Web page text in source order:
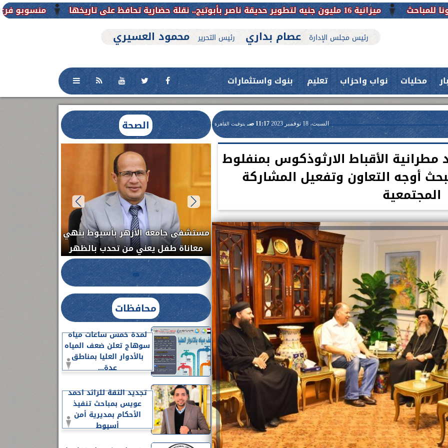
منسوبو فرع جامعة الأزهر للوجه القبلي
رئيس مجلس الإدارة عصام بداري رئيس التحرير محمود العسيري
محليات نواب واحزاب تعليم بنوك واستثمارات
السبت، 18 نوفمبر 2023 11:17 صـ بتوقيت القاهرة
الأقباط الارثوذكوس بمنفلوط
أوجه التعاون وتفعيل المشاركة
المجتمعية
الصحة
العلاج الحر بمنفلوط بالتعاون مع هيئة
الدواء المصرية يشن حملة رقابية مكبرة
لضبط المنشآت الطبية المخالفة.....
فريق طبي بقسم الأنف والأذن
والحنجرة ينجح في استئصال ورم خبيث
من...
اعلن الدكتور طارق على ، القائم بأعمال
رئيس جامعة بني سويف نجاحاً طبياً
جديد بمستشفيات الجامعة...
محافظات
لمدة خمس ساعات مياه
سوهاج تعلن ضعف المياه
بالأدوار العليا بمناطق
عدة...
تجديد الثقة للرائد احمد
عويس بمباحث تنفيذ
الأحكام بمديرية أمن
أسيوط